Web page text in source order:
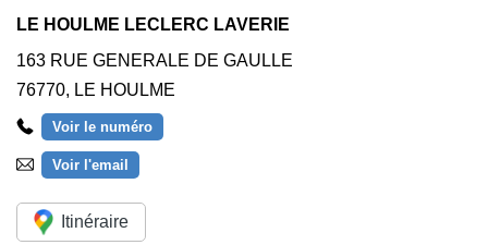
LE HOULME LECLERC LAVERIE
163 RUE GENERALE DE GAULLE
76770, LE HOULME
Voir le numéro
Voir l'email
Itinéraire